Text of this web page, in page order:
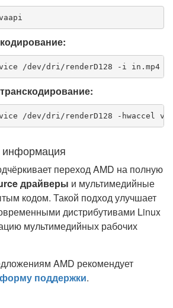
/dev/dri/renderD128 -i in.mp4 -
/dev/dri/renderD128 -hwaccel
информация
переход AMD на полную
драйверы и мультимедийные
кодом. Такой подход улучшает
дистрибутивами Linux
мультимедийных рабочих
AMD рекомендует
форму поддержки.